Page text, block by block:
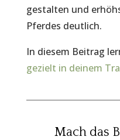
gestalten und
Pferdes deutlich.
In diesem Beitrag
gezielt in deinem
Mach das